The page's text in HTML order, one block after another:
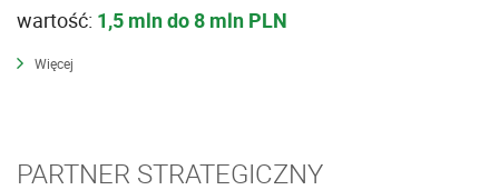
wartość: 1,5 mln do 8 mln PLN
Więcej
PARTNER STRATEGICZNY